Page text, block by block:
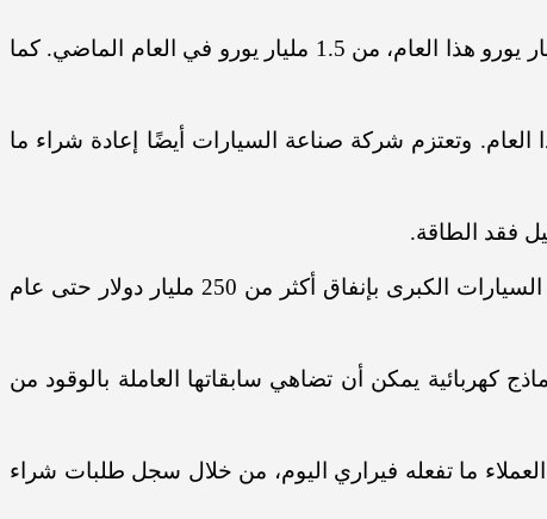
كما
من 30% من صافي الدخل المعدل للمجموعة في العام الماضي إلى 35% من هذا العام. وتعتزم شركة صناعة السيارات أيضًا إعادة شراء ما
فقد الطاقة.
وفي مواجهة الحظر الذي يلوح في الأفق على السيارات العاملة بالوقود في أوروبا والصين، التزمت شركات صناعة السيارات الكبرى بإنفاق أكثر من 250 مليار دولار حتى عام
كهربائية يمكن أن تضاهي سابقاتها العاملة بالوقود من
ما تفعله فيراري اليوم، من خلال سجل طلبات شراء